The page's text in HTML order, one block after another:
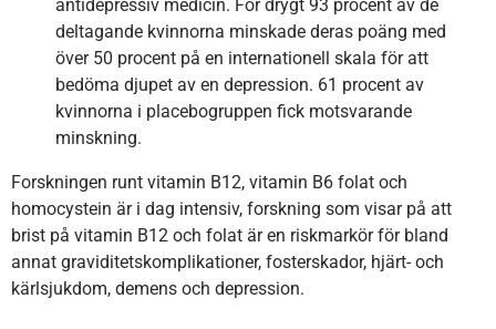
antidepressiv medicin. För drygt 93 procent av de
deltagande kvinnorna minskade deras poäng med
över 50 procent på en internationell skala för att
bedöma djupet av en depression. 61 procent av
kvinnorna i placebogruppen fick motsvarande
minskning.
Forskningen runt vitamin B12, vitamin B6 folat och
homocystein är i dag intensiv, forskning som visar på att
brist på vitamin B12 och folat är en riskmarkör för bland
annat graviditetskomplikationer, fosterskador, hjärt- och
kärlsjukdom, demens och depression.